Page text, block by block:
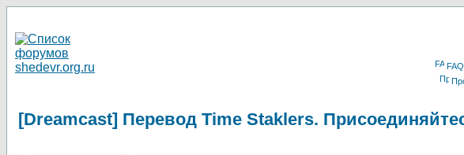
FAQ
[Dreamcast] Перевод Time Staklers.